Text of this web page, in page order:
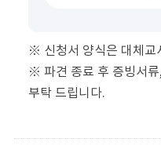
※ 신청서 양식은 대체교
※ 파견 종료 후 증빙서
부탁 드립니다.